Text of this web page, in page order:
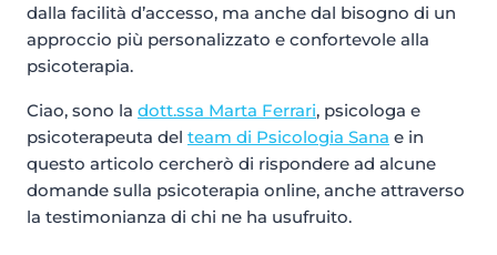
dalla facilità d’accesso, ma anche dal bisogno di un
approccio più personalizzato e confortevole alla
psicoterapia.
Ciao, sono la dott.ssa Marta Ferrari, psicologa e
psicoterapeuta del team di Psicologia Sana e in
questo articolo cercherò di rispondere ad alcune
domande sulla psicoterapia online, anche attraverso
la testimonianza di chi ne ha usufruito.